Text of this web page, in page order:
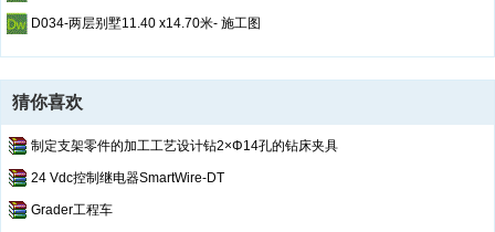
D034-两层别墅11.40 x14.70米- 施工图
猜你喜欢
制定支架零件的加工工艺设计钻2×Φ14孔的钻床夹具
24 Vdc控制继电器SmartWire-DT
Grader工程车